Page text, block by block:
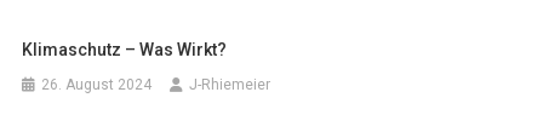
Klimaschutz – Was Wirkt?
26. August 2024 J-Rhiemeier